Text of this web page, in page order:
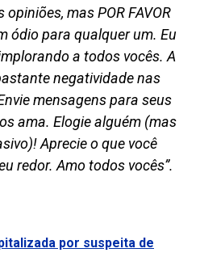
mas POR FAVOR
ódio para qualquer um. Eu
a todos vocês. A
negatividade nas
mensagens para seus
ama. Elogie alguém (mas
Aprecie o que você
redor. Amo todos vocês”.
por suspeita de